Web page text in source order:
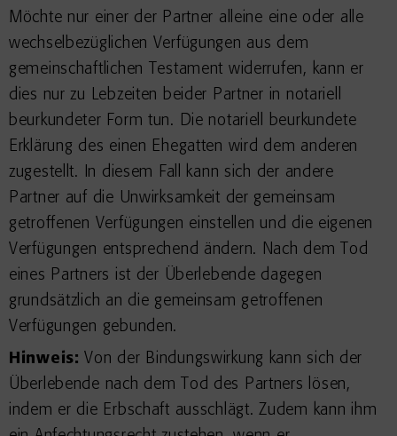
Möchte nur einer der Partner alleine eine oder alle
wechselbezüglichen Verfügungen aus dem
gemeinschaftlichen Testament widerrufen, kann er
dies nur zu Lebzeiten beider Partner in notariell
beurkundeter Form tun. Die notariell beurkundete
Erklärung des einen Ehegatten wird dem anderen
zugestellt. In diesem Fall kann sich der andere
Partner auf die Unwirksamkeit der gemeinsam
getroffenen Verfügungen einstellen und die eigenen
Verfügungen entsprechend ändern. Nach dem Tod
eines Partners ist der Überlebende dagegen
grundsätzlich an die gemeinsam getroffenen
Verfügungen gebunden.
Hinweis: Von der Bindungswirkung kann sich der
Überlebende nach dem Tod des Partners lösen,
indem er die Erbschaft ausschlägt. Zudem kann ihm